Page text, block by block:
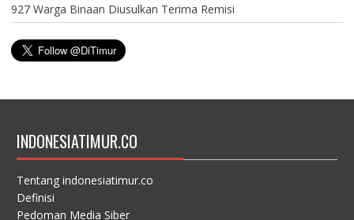
927 Warga Binaan Diusulkan Terima Remisi
INDONESIATIMUR.CO
Tentang indonesiatimur.co
Definisi
Pedoman Media Siber